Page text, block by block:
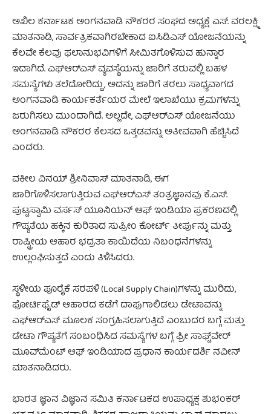
ಅಖಿಲ ಕರ್ನಾಟಕ ಅಂಗನವಾಡಿ ನೌಕರರ ಸಂಘದ ಅಧ್ಯಕ್ಷೆ ಎಸ್. ವರಲಕ್ಷ್ಮಿ
ಮಾತನಾಡಿ, ಸಾರ್ವತ್ರಿಕವಾಗಿರಬೇಕಾದ ಐಸಿಡಿಎಸ್‌ ಯೋಜನೆಯನ್ನು
ಕೆಲವೇ ಕೆಲವು ಫಲಾನುಭವಿಗಳಿಗೆ ಸೀಮಿತಗೊಳಿಸುವ ಹುನ್ನಾರ
ಇದಾಗಿದೆ. ಎಫ್‌ಆರ್‌ಎಸ್‌ ವ್ಯವಸ್ಥೆಯನ್ನು ಜಾರಿಗೆ ತರುವಲ್ಲಿ ಬಹಳ
ಸಮಸ್ಯೆಗಳು ತಲೆದೋರಿದ್ದು, ಅದನ್ನು ಜಾರಿಗೆ ತರಲು ಸಾಧ್ಯವಾಗದ
ಅಂಗನವಾಡಿ ಕಾರ್ಯಕರ್ತೆಯರ ಮೇಲೆ ಇಲಾಖೆಯು ಕ್ರಮಗಳನ್ನು
ಜರುಗಿಸಲು ಮುಂದಾಗಿದೆ. ಅಲ್ಲದೇ, ಎಫ್‌ಆರ್‌ಎಸ್‌ ಯೋಜನೆಯು
ಅಂಗನವಾಡಿ ನೌಕರರ ಕೆಲಸದ ಒತ್ತಡವನ್ನು ಅತೀವವಾಗಿ ಹೆಚ್ಚಿಸಿದೆ
ಎಂದರು.
ವಕೀಲ ವಿನಯ್ ಶ್ರೀನಿವಾಸ್ ಮಾತನಾಡಿ, ಈಗ
ಜಾರಿಗೊಳಿಸಲಾಗುತ್ತಿರುವ ಎಫ್‌ಆರ್‌ಎಸ್‌ ತಂತ್ರಜ್ಞಾನವು ಕೆ.ಎಸ್.
ಪುಟ್ಟಸ್ವಾಮಿ ವರ್ಸಸ್ ಯೂನಿಯನ್ ಆಫ್ ಇಂಡಿಯಾ ಪ್ರಕರಣದಲ್ಲಿ
ಗೌಪ್ಯತೆಯ ಹಕ್ಕಿನ ಕುರಿತಾದ ಸುಪ್ರೀಂ ಕೋರ್ಟ್ ತೀರ್ಪುನ್ನು ಮತ್ತು
ರಾಷ್ಟ್ರೀಯ ಆಹಾರ ಭದ್ರತಾ ಕಾಯಿದೆಯ ನಿಬಂಧನೆಗಳನ್ನು
ಉಲ್ಲಂಘಿಸುತ್ತದೆ ಎಂದು ತಿಳಿಸಿದರು.
ಸ್ಥಳೀಯ ಪೂರೈಕೆ ಸರಪಳಿ (Local Supply Chain)ಗಳನ್ನು ಮುರಿದು,
ಫೋರ್ಟಿಫೈಡ್ ಆಹಾರದ ಕಡೆಗೆ ದಾಪುಗಾಲಿಡಲು ಡೇಟಾವನ್ನು
ಎಫ್‌ಆರ್‌ಎಸ್‌ ಮೂಲಕ ಸಂಗ್ರಹಿಸಲಾಗುತ್ತಿದೆ ಎಂಬುದರ ಬಗ್ಗೆ ಮತ್ತು
ಡೇಟಾ ಗೌಪ್ಯತೆಗೆ ಸಂಬಂಧಿಸಿದ ಸಮಸ್ಯೆಗಳ ಬಗ್ಗೆ ಫ್ರೀ ಸಾಫ್ಟ್‌ವೇರ್
ಮೂವ್‌ಮೆಂಟ್ ಆಫ್ ಇಂಡಿಯಾದ ಪ್ರಧಾನ ಕಾರ್ಯದರ್ಶಿ ನವೀನ್
ಮಾತನಾಡಿದರು.
ಭಾರತ ಜ್ಞಾನ ವಿಜ್ಞಾನ ಸಮಿತಿ ಕರ್ನಾಟಕದ ಉಪಾಧ್ಯಕ್ಷ ಶುಭಂಕರ್